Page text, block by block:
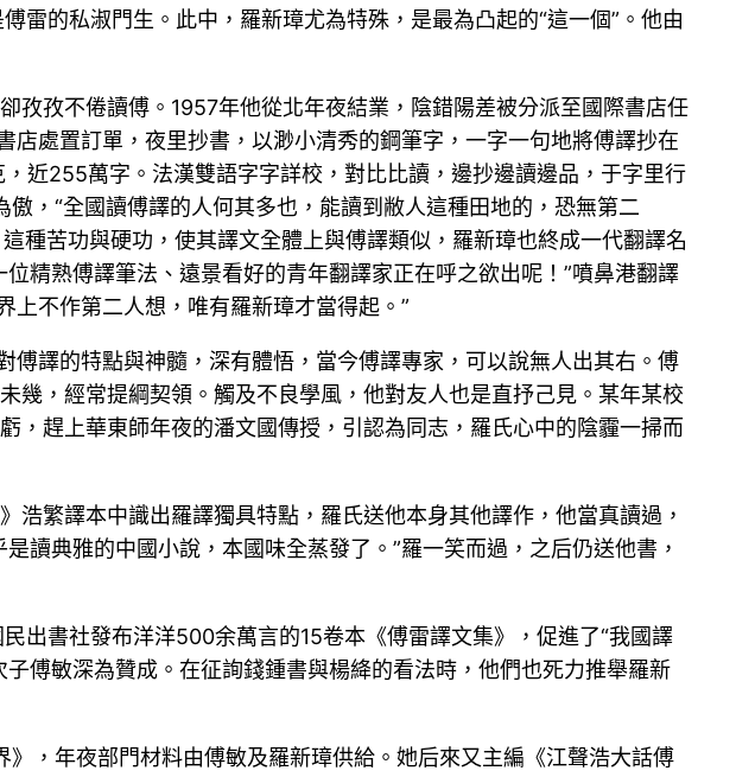
的私淑門生。此中，羅新璋尤為特殊，是最為凸起的“這一個”。他由
孜孜不倦讀傅。1957年他從北年夜結業，陰錯陽差被分派至國際書店任
處置訂單，夜里抄書，以渺小清秀的鋼筆字，一字一句地將傅譯抄在
近255萬字。法漢雙語字字詳校，對比比讀，邊抄邊讀邊品，于字里行
，“全國讀傅譯的人何其多也，能讀到敝人這種田地的，恐無第二
種苦功與硬功，使其譯文全體上與傅譯類似，羅新璋也終成一代翻譯名
精熟傅譯筆法、遠景看好的青年翻譯家正在呼之欲出呢！”噴鼻港翻譯
上不作第二人想，唯有羅新璋才當得起。”
傅譯的特點與神髓，深有體悟，當今傅譯專家，可以說無人出其右。傅
幾，經常提綱契領。觸及不良學風，他對友人也是直抒己見。某年某校
，趕上華東師年夜的潘文國傳授，引認為同志，羅氏心中的陰霾一掃而
繁譯本中識出羅譯獨具特點，羅氏送他本身其他譯作，他當真讀過，
讀典雅的中國小說，本國味全蒸發了。”羅一笑而過，之后仍送他書，
出書社發布洋洋500余萬言的15卷本《傅雷譯文集》，促進了“我國譯
傅敏深為贊成。在征詢錢鍾書與楊絳的看法時，他們也死力推舉羅新
，年夜部門材料由傅敏及羅新璋供給。她后來又主編《江聲浩大話傅